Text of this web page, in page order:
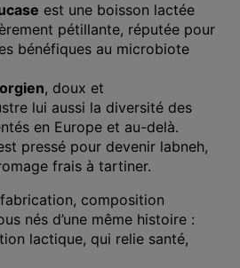
est une boisson lactée
pétillante, réputée pour
bénéfiques au microbiote
, doux et
lui aussi la diversité des
en Europe et au-delà.
pressé pour devenir labneh,
frais à tartiner.
fabrication, composition
nés d’une même histoire :
lactique, qui relie santé,